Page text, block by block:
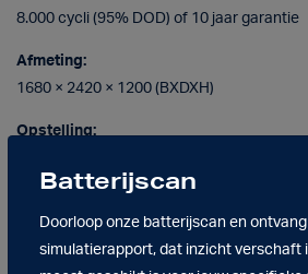
Batterijscan
Doorloop onze batterijscan en
simulatierapport, dat inzicht verschaft
8.000 cycli (95% DOD) of 10 jaar garantie
Afmeting:
1680 × 2420 × 1200 (BXDXH)
Opstelling:
2800 kg